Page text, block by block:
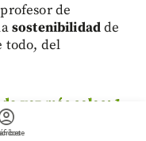
de
sostenibilidadde
todo, del
vez más solos: 1